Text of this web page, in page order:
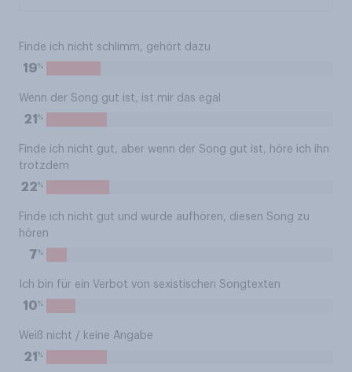
Finde ich nicht schlimm, gehört dazu
19%
Wenn der Song gut ist, ist mir das egal
21 %
Finde ich nicht gut, aber wenn der Song gut ist, höre ich ihn
trotzdem
22%
Finde ich nicht gut und würde aufhören, diesen Song zu
hören
7%
Ich bin für ein Verbot von sexistischen Songtexten
10%
Weiß nicht / keine Angabe
21 %